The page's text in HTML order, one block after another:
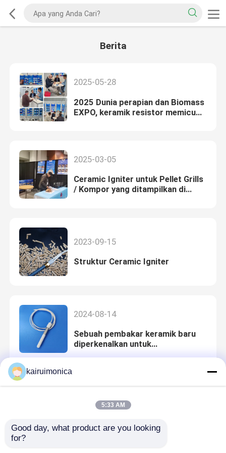
Berita
2025-05-28
2025 Dunia perapian dan Biomass
EXPO, keramik resistor memicu
2025-03-05
Ceramic Igniter untuk Pellet Grills
/ Kompor yang ditampilkan di
2023-09-15
Struktur Ceramic Igniter
2024-08-14
Sebuah pembakar keramik baru
diperkenalkan untuk
Ganti pemicu logam dan pilih
kairuimonica
5:33 AM
Good day, what product are you looking
for?